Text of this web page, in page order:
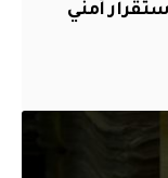
أمني